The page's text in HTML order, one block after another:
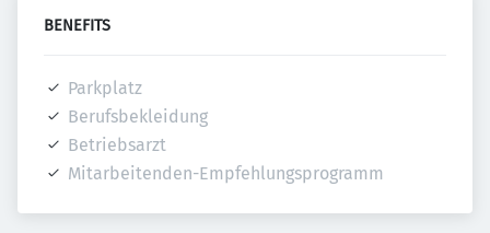
BENEFITS
Parkplatz
Berufsbekleidung
Betriebsarzt
Mitarbeitenden-Empfehlungsprogramm